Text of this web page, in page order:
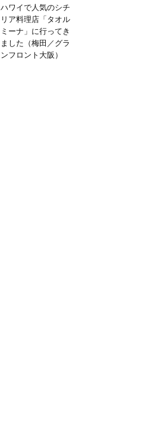
ハワイで人気のシチ
リア料理店「タオル
ミーナ」に行ってき
ました（梅田／グラ
ンフロント大阪）